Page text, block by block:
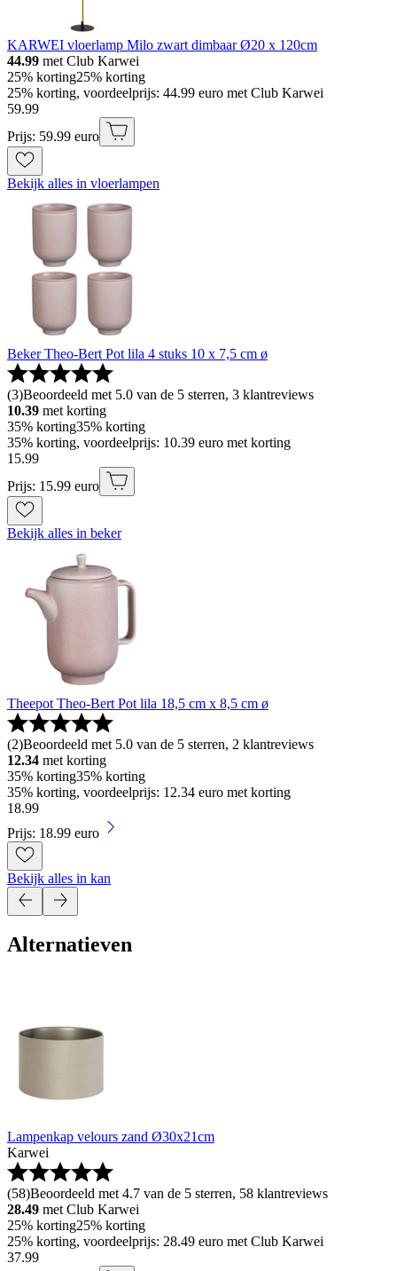
KARWEI vloerlamp Milo zwart dimbaar Ø20 x 120cm
44.99 met Club Karwei
25% korting25% korting
25% korting, voordeelprijs: 44.99 euro met Club Karwei
59.99
Prijs: 59.99 euro
Bekijk alles in vloerlampen
Beker Theo-Bert Pot lila 4 stuks 10 x 7,5 cm ø
(3)Beoordeeld met 5.0 van de 5 sterren, 3 klantreviews
10.39 met korting
35% korting35% korting
35% korting, voordeelprijs: 10.39 euro met korting
15.99
Prijs: 15.99 euro
Bekijk alles in beker
Theepot Theo-Bert Pot lila 18,5 cm x 8,5 cm ø
(2)Beoordeeld met 5.0 van de 5 sterren, 2 klantreviews
12.34 met korting
35% korting35% korting
35% korting, voordeelprijs: 12.34 euro met korting
18.99
Prijs: 18.99 euro
Bekijk alles in kan
Alternatieven
Lampenkap velours zand Ø30x21cm
Karwei
(58)Beoordeeld met 4.7 van de 5 sterren, 58 klantreviews
28.49 met Club Karwei
25% korting25% korting
25% korting, voordeelprijs: 28.49 euro met Club Karwei
37.99